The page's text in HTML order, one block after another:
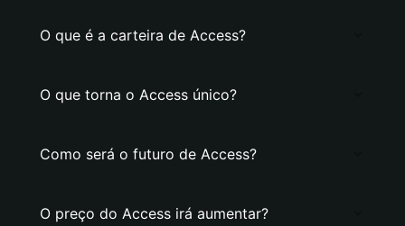
O que é a carteira de Access?
O que torna o Access único?
Como será o futuro de Access?
O preço do Access irá aumentar?